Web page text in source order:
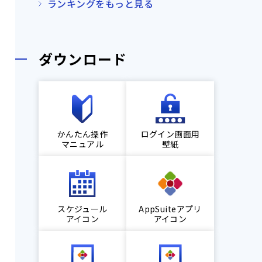
ランキングをもっと見る
ダウンロード
かんたん操作
マニュアル
ログイン画面用
壁紙
スケジュール
アイコン
AppSuiteアプリ
アイコン